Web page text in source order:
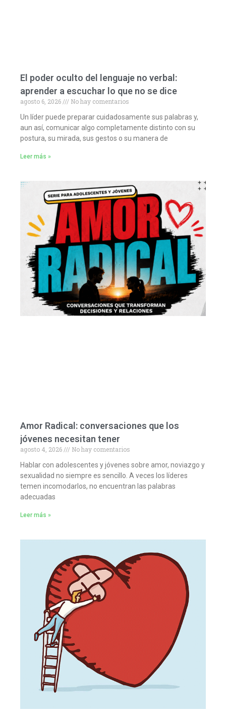
El poder oculto del lenguaje no verbal:
aprender a escuchar lo que no se dice
agosto 6, 2026
No hay comentarios
Un líder puede preparar cuidadosamente sus palabras y,
aun así, comunicar algo completamente distinto con su
postura, su mirada, sus gestos o su manera de
Leer más »
Amor Radical: conversaciones que los
jóvenes necesitan tener
agosto 4, 2026
No hay comentarios
Hablar con adolescentes y jóvenes sobre amor, noviazgo y
sexualidad no siempre es sencillo. A veces los líderes
temen incomodarlos, no encuentran las palabras
adecuadas
Leer más »